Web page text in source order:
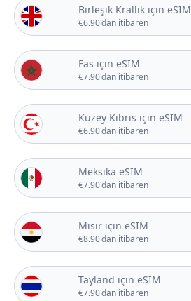
Birleşik Krallık için eSIM
€6.90'dan itibaren
Fas için eSIM
€7.90'dan itibaren
Kuzey Kıbrıs için eSIM
€6.90'dan itibaren
Meksika eSIM
€7.90'dan itibaren
Mısır için eSIM
€8.90'dan itibaren
Tayland için eSIM
€7.90'dan itibaren